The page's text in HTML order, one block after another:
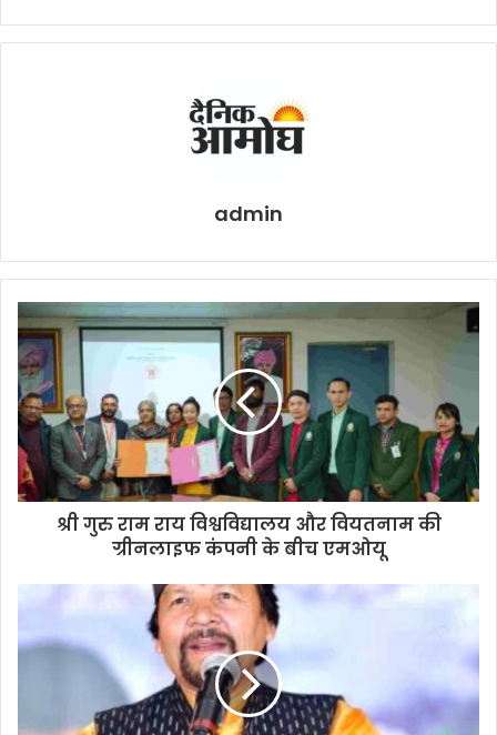
admin
श्री गुरु राम राय विश्वविद्यालय और वियतनाम की
ग्रीनलाइफ कंपनी के बीच एमओयू